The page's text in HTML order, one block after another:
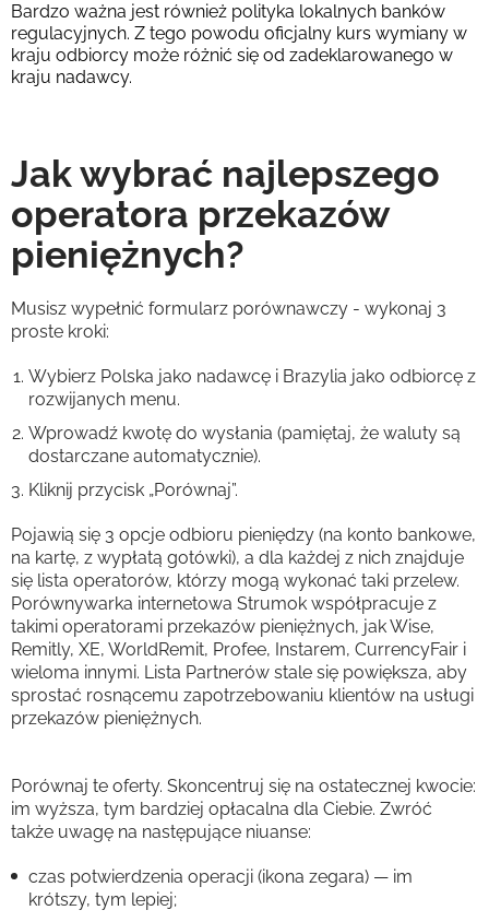
Bardzo ważna jest również polityka lokalnych banków
regulacyjnych. Z tego powodu oficjalny kurs wymiany w
kraju odbiorcy może różnić się od zadeklarowanego w
kraju nadawcy.
Jak wybrać najlepszego
operatora przekazów
pieniężnych?
Musisz wypełnić formularz porównawczy - wykonaj 3
proste kroki:
Wybierz Polska jako nadawcę i Brazylia jako odbiorcę z
rozwijanych menu.
Wprowadź kwotę do wysłania (pamiętaj, że waluty są
dostarczane automatycznie).
Kliknij przycisk „Porównaj”.
Pojawią się 3 opcje odbioru pieniędzy (na konto bankowe,
na kartę, z wypłatą gotówki), a dla każdej z nich znajduje
się lista operatorów, którzy mogą wykonać taki przelew.
Porównywarka internetowa Strumok współpracuje z
takimi operatorami przekazów pieniężnych, jak Wise,
Remitly, XE, WorldRemit, Profee, Instarem, CurrencyFair i
wieloma innymi. Lista Partnerów stale się powiększa, aby
sprostać rosnącemu zapotrzebowaniu klientów na usługi
przekazów pieniężnych.
Porównaj te oferty. Skoncentruj się na ostatecznej kwocie:
im wyższa, tym bardziej opłacalna dla Ciebie. Zwróć
także uwagę na następujące niuanse:
czas potwierdzenia operacji (ikona zegara) — im
krótszy, tym lepiej;